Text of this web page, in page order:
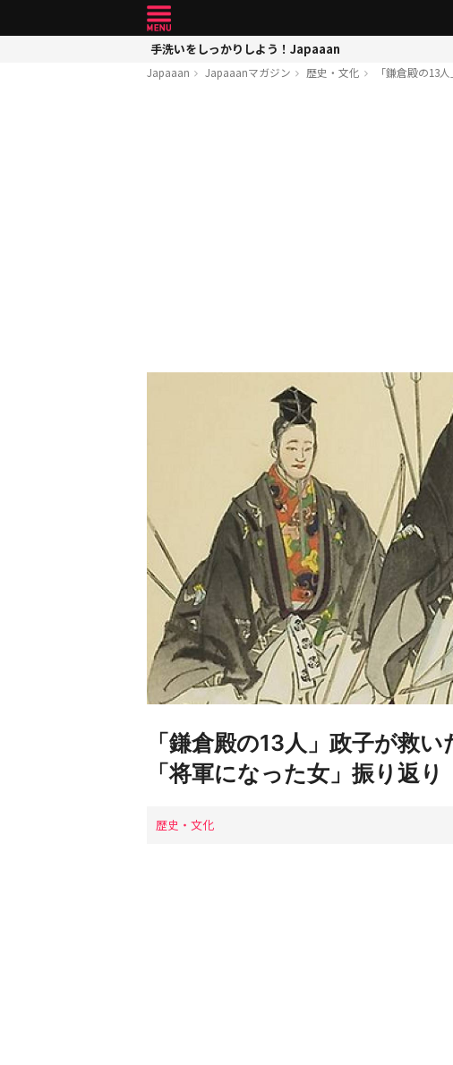
手洗いをしっかりしよう！Japaaan
Japaaan Japaaanマガジン 歴史・文化 「鎌倉殿の13
「鎌倉殿の13人」政子が救
「将軍になった女」振り返り
歴史・文化